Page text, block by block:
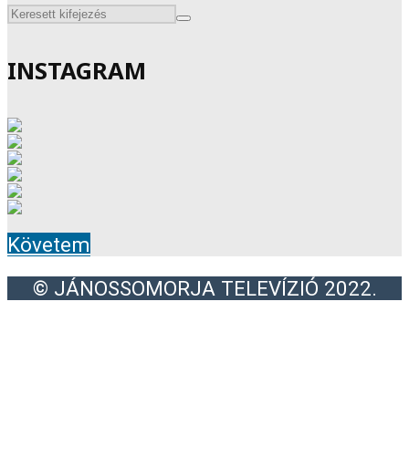
INSTAGRAM
Követem
© JÁNOSSOMORJA TELEVÍZIÓ 2022.